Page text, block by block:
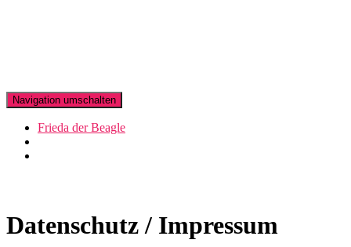
Navigation umschalten
Frieda der Beagle
Datenschutz / Impressum